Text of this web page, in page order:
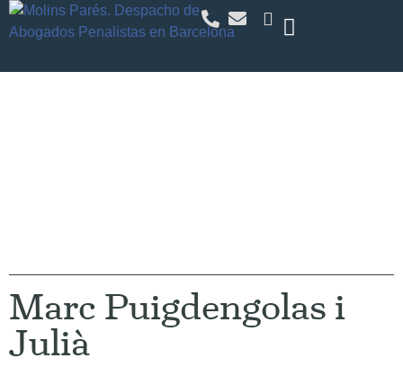
Marc Puigdengolas i
Julià